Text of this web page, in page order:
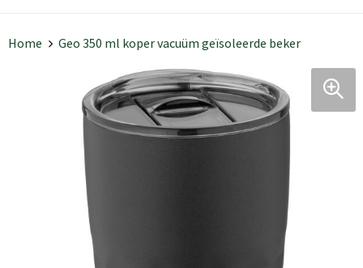
Home Geo 350 ml koper vacuüm geïsoleerde beker